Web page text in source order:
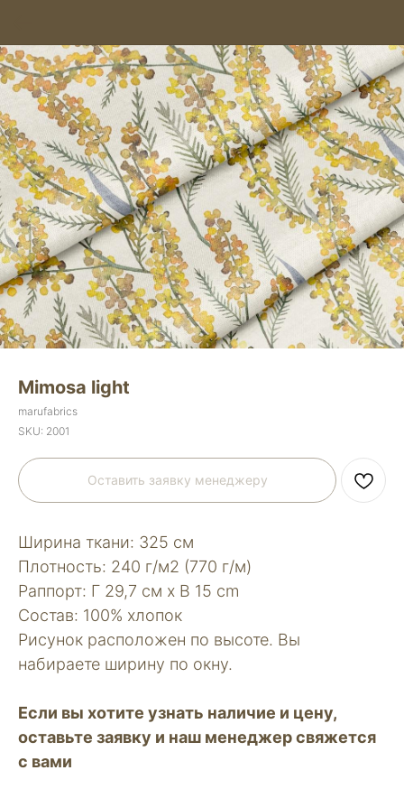
Mimosa light
marufabrics
SKU: 2001
Оставить заявку менеджеру
Ширина ткани: 325 см
Плотность: 240 г/м2 (770 г/м)
Раппорт: Г 29,7 см х В 15 сm
Состав: 100% хлопок
Рисунок расположен по высоте. Вы
набираете ширину по окну.
Если вы хотите узнать наличие и цену,
оставьте заявку и наш менеджер свяжется
с вами